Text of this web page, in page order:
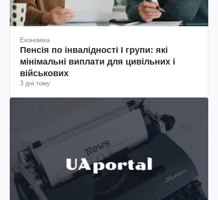
Економіка
Пенсія по інвалідності I групи: які
мінімальні виплати для цивільних і
військових
3 дні тому